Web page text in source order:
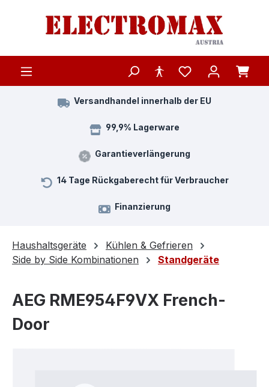
Zum Hauptinhalt springen
Versandhandel innerhalb der EU
99,9% Lagerware
Garantieverlängerung
14 Tage Rückgaberecht für Verbraucher
Finanzierung
Haushaltsgeräte
Kühlen & Gefrieren
Side by Side Kombinationen
Standgeräte
AEG RME954F9VX French-
Door